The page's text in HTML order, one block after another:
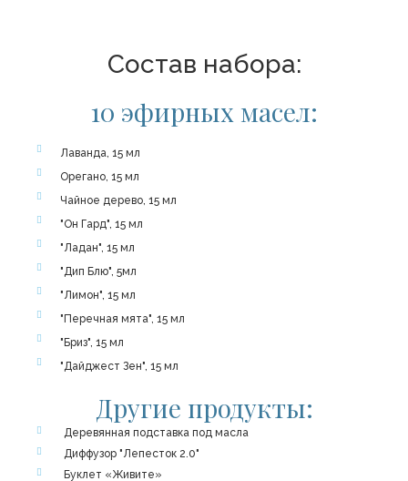
Состав набора:
10 эфирных масел:
Лаванда, 15 мл
Орегано, 15 мл
Чайное дерево, 15 мл
"Он Гард", 15 мл
"Ладан", 15 мл
"Дип Блю", 5мл
"Лимон", 15 мл
"Перечная мята", 15 мл
"Бриз", 15 мл
"Дайджест Зен", 15 мл
Другие продукты:
Деревянная подставка под масла
Диффузор "Лепесток 2.0"
Буклет «Живите»